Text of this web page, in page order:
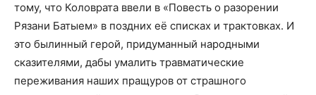
тому, что Коловрата ввели в «Повесть о разорении
Рязани Батыем» в поздних её списках и трактовках. И
это былинный герой, придуманный народными
сказителями, дабы умалить травматические
переживания наших пращуров от страшного